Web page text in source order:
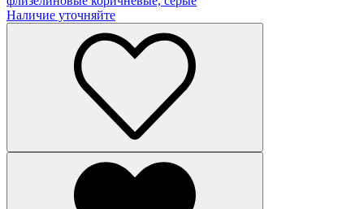
Наличие уточняйте